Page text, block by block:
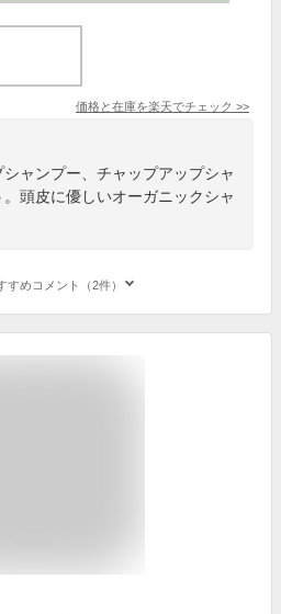
価格と在庫を楽天でチェック >>
ャンプー、チャップアップシャ
頭皮に優しいオーガニックシャ
すめコメント（2件）